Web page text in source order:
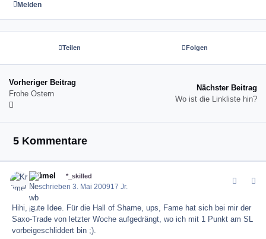
Melden
Teilen Folgen
Vorheriger Beitrag
Frohe Ostern
Nächster Beitrag
Wo ist die Linkliste hin?
5 Kommentare
Krümel *_skilled
Geschrieben3. Mai 200917 Jr.
Hihi, gute Idee. Für die Hall of Shame, ups, Fame hat sich bei mir der
Saxo-Trade von letzter Woche aufgedrängt, wo ich mit 1 Punkt am SL
vorbeigeschliddert bin ;).